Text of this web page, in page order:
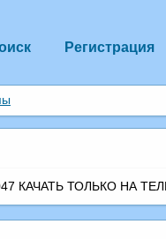
Регистрация
КАЧАТЬ ТОЛЬКО НА